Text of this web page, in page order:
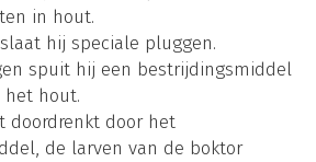
in hout.
hij speciale pluggen.
spuit hij een bestrijdingsmiddel
het hout.
doordrenkt door het
de larven van de boktor